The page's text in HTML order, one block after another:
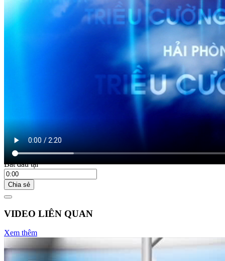
DỰ BÁO THỜI TIẾT
Dự báo thời tiết đêm 18/3 ngày 19/3/2023
Bắt đầu tại
Chia sẻ
VIDEO LIÊN QUAN
Xem thêm